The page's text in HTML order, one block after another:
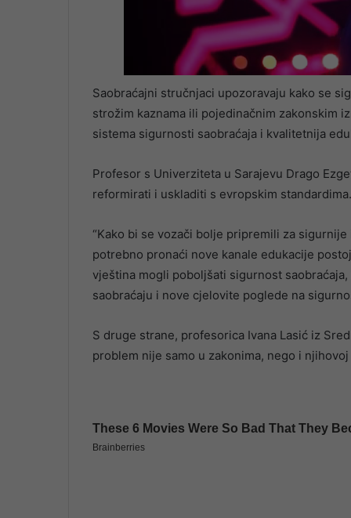
Saobraćajni stručnjaci upozoravaju kako se
strožim kaznama ili pojedinačnim zakonskim
sistema sigurnosti saobraćaja i kvalitetnija
Profesor s Univerziteta u Sarajevu Drago
reformirati i uskladiti s evropskim standardima.
“Kako bi se vozači bolje pripremili za
potrebno pronaći nove kanale edukacije
vještina mogli poboljšati sigurnost
saobraćaju i nove cjelovite poglede na
S druge strane, profesorica Ivana Lasić iz
problem nije samo u zakonima, nego i